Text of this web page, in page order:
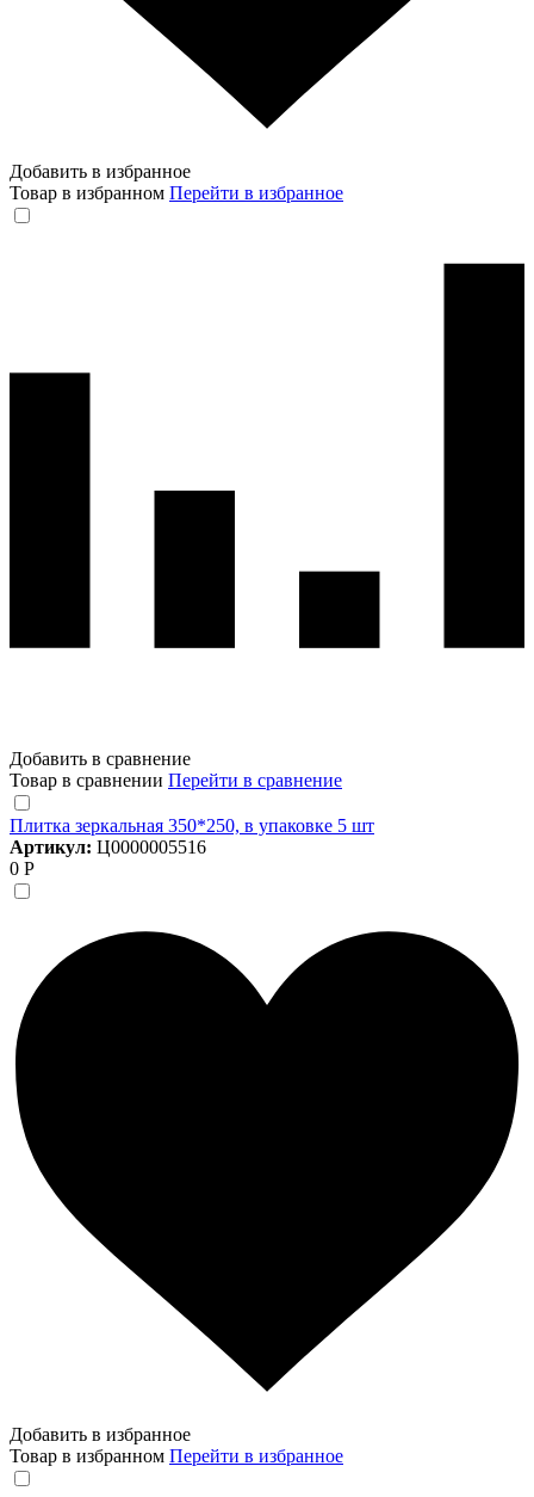
Добавить в избранное
Товар в избранном Перейти в избранное
Добавить в сравнение
Товар в сравнении Перейти в сравнение
Плитка зеркальная 350*250, в упаковке 5 шт
Артикул: Ц0000005516
0 Р
Добавить в избранное
Товар в избранном Перейти в избранное